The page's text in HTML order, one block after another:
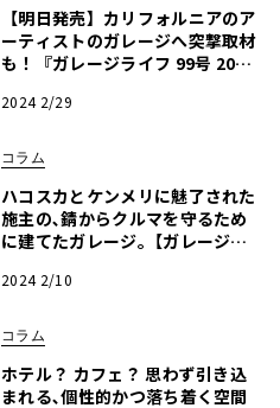
【明日発売】カリフォルニアのア
ーティストのガレージへ突撃取材
も！『ガレージライフ 99号 2024
2024 2/29
コラム
ハコスカとケンメリに魅了された
施主の､錆からクルマを守るため
に建てたガレージ｡【ガレージラ
2024 2/10
コラム
ホテル？ カフェ？ 思わず引き込
まれる､個性的かつ落ち着く空間